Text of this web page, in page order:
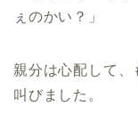
ぇのかい？」
親分は心配して
叫びました。